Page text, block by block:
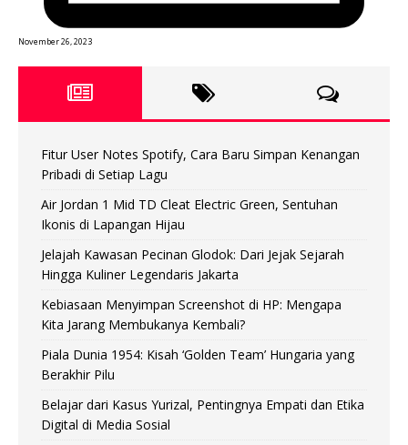
November 26, 2023
Fitur User Notes Spotify, Cara Baru Simpan Kenangan
Pribadi di Setiap Lagu
Air Jordan 1 Mid TD Cleat Electric Green, Sentuhan
Ikonis di Lapangan Hijau
Jelajah Kawasan Pecinan Glodok: Dari Jejak Sejarah
Hingga Kuliner Legendaris Jakarta
Kebiasaan Menyimpan Screenshot di HP: Mengapa
Kita Jarang Membukanya Kembali?
Piala Dunia 1954: Kisah ‘Golden Team’ Hungaria yang
Berakhir Pilu
Belajar dari Kasus Yurizal, Pentingnya Empati dan Etika
Digital di Media Sosial